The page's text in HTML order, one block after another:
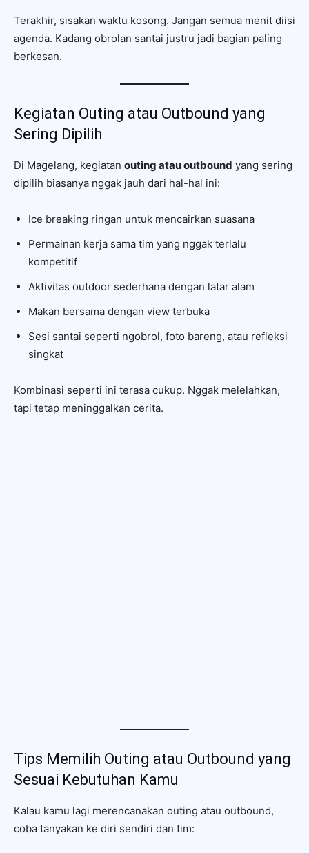
Terakhir, sisakan waktu kosong. Jangan semua menit diisi
agenda. Kadang obrolan santai justru jadi bagian paling
berkesan.
Kegiatan Outing atau Outbound yang
Sering Dipilih
Di Magelang, kegiatan outing atau outbound yang sering
dipilih biasanya nggak jauh dari hal-hal ini:
Ice breaking ringan untuk mencairkan suasana
Permainan kerja sama tim yang nggak terlalu
kompetitif
Aktivitas outdoor sederhana dengan latar alam
Makan bersama dengan view terbuka
Sesi santai seperti ngobrol, foto bareng, atau refleksi
singkat
Kombinasi seperti ini terasa cukup. Nggak melelahkan,
tapi tetap meninggalkan cerita.
Tips Memilih Outing atau Outbound yang
Sesuai Kebutuhan Kamu
Kalau kamu lagi merencanakan outing atau outbound,
coba tanyakan ke diri sendiri dan tim: